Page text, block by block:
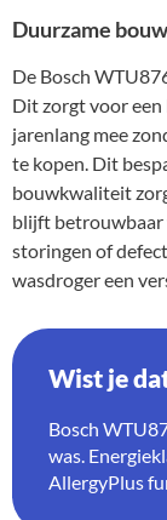
Duurzame
De Bosch
Dit zorgt voor een
jarenlang mee
te kopen. Dit
bouwkwaliteit
blijft betrouwbaar
storingen of
wasdroger een
Wist je
Bosch
was.
AllergyPlus